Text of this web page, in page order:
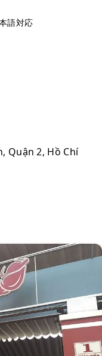
語対応
Quận 2, Hồ Chí